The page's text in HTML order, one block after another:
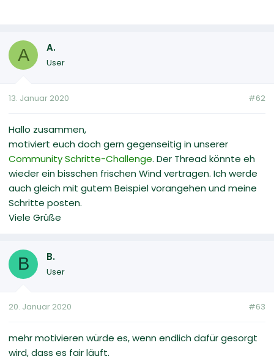
A A.
User
13. Januar 2020 #62
Hallo zusammen,
motiviert euch doch gern gegenseitig in unserer
Community Schritte-Challenge. Der Thread könnte eh
wieder ein bisschen frischen Wind vertragen. Ich werde
auch gleich mit gutem Beispiel vorangehen und meine
Schritte posten.
Viele Grüße
B B.
User
20. Januar 2020 #63
mehr motivieren würde es, wenn endlich dafür gesorgt
wird, dass es fair läuft.